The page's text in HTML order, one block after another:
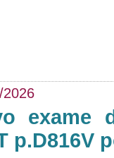
2026
exame
p.D816V